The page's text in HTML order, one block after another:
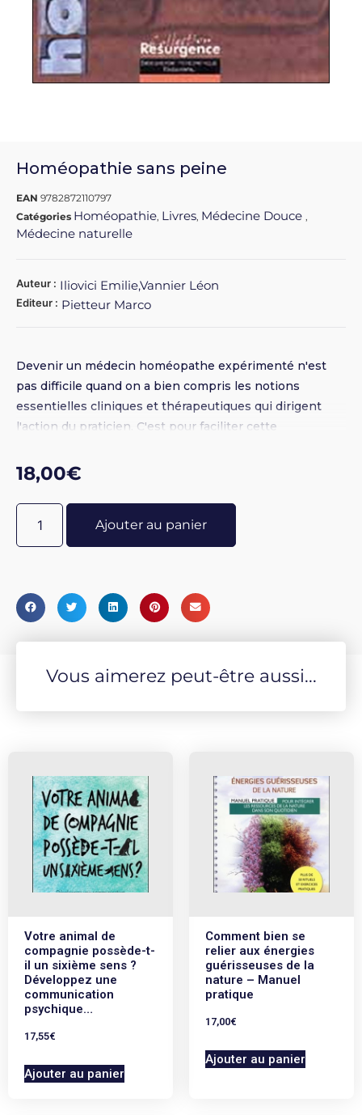
Homéopathie sans peine
EAN 9782872110797
Catégories Homéopathie, Livres, Médecine Douce ,
Médecine naturelle
Auteur : Iliovici Emilie,Vannier Léon
Editeur : Pietteur Marco
Devenir un médecin homéopathe expérimenté n'est
pas difficile quand on a bien compris les notions
essentielles cliniques et thérapeutiques qui dirigent
l'action du praticien. C'est pour faciliter cette
douzaine de lettres présentées dans cet ouvrage, et
cela dans l'espoir de nous faire partager leurs
convictions. Broché 16 x 24 - 152 pages
18,00€
Ajouter au panier
Vous aimerez peut-être aussi...
Votre animal de
compagnie possède-t-
il un sixième sens ?
Développez une
communication
psychique…
17,55€
Ajouter au panier
Comment bien se
relier aux énergies
guérisseuses de la
nature – Manuel
pratique
17,00€
Ajouter au panier